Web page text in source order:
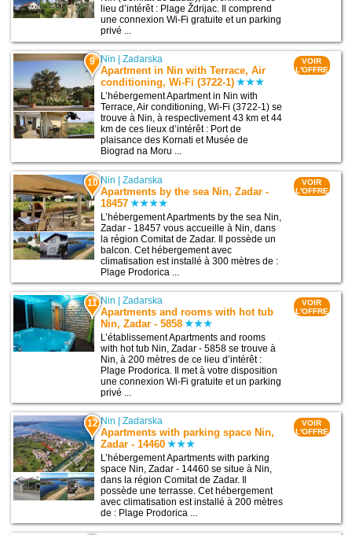
lieu d’intérêt : Plage Ždrijac. Il comprend
une connexion Wi-Fi gratuite et un parking
privé ...
9 Nin |Zadarska
Apartment in Nin with Terrace, Air
conditioning, Wi-Fi (3722-1)
L’hébergement Apartment in Nin with
Terrace, Air conditioning, Wi-Fi (3722-1) se
trouve à Nin, à respectivement 43 km et 44
km de ces lieux d’intérêt : Port de
plaisance des Kornati et Musée de
Biograd na Moru ...
VOIR
L'OFFRE
10 Nin |Zadarska
Apartments by the sea Nin, Zadar -
18457
L’hébergement Apartments by the sea Nin,
Zadar - 18457 vous accueille à Nin, dans
la région Comitat de Zadar. Il possède un
balcon. Cet hébergement avec
climatisation est installé à 300 mètres de :
Plage Prodorica ...
VOIR
L'OFFRE
11 Nin |Zadarska
Apartments and rooms with hot tub
Nin, Zadar - 5858
L’établissement Apartments and rooms
with hot tub Nin, Zadar - 5858 se trouve à
Nin, à 200 mètres de ce lieu d’intérêt :
Plage Prodorica. Il met à votre disposition
une connexion Wi-Fi gratuite et un parking
privé ...
VOIR
L'OFFRE
12 Nin |Zadarska
Apartments with parking space Nin,
Zadar - 14460
L’hébergement Apartments with parking
space Nin, Zadar - 14460 se situe à Nin,
dans la région Comitat de Zadar. Il
possède une terrasse. Cet hébergement
avec climatisation est installé à 200 mètres
de : Plage Prodorica ...
VOIR
L'OFFRE